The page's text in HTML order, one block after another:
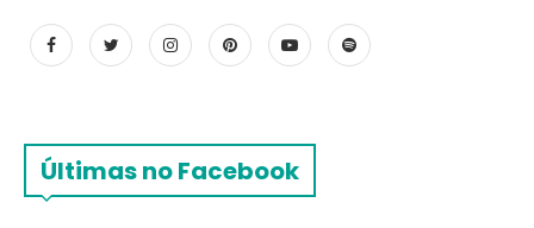
Últimas no Facebook